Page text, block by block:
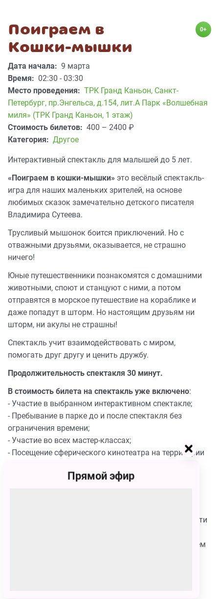
Поиграем в
Кошки-мышки
0+
Дата начала: 9 марта
Время: 02:30 - 03:30
Место проведения: ТРК Гранд Каньон, Санкт-
Петербург, пр.Энгельса, д.154, лит.А Парк «Волшебная
миля» (ТРК Гранд Каньон, 1 этаж)
Стоимость билетов: 400 – 2400 ₽
Категория: Другое
Интерактивный спектакль для малышей до 5 лет.
«Поиграем в кошки-мышки» это весёлый спектакль-
игра для наших маленьких зрителей, на основе
любимых сказок замечательно детского писателя
Владимира Сутеева.
Трусливый мышонок боится приключений. Но с
отважными друзьями, оказывается, не страшно
ничего!
Юные путешественники познакомятся с домашними
животными, споют и станцуют с ними, а потом
отправятся в морское путешествие на кораблике и
даже попадут в шторм. Но настоящим друзьям ни
шторм, ни акулы не страшны!
Спектакль учит взаимодействовать с миром,
помогать друг другу и ценить дружбу.
Продолжительность спектакля 30 минут.
В стоимость билета на спектакль уже включено:
- Участие в выбранном интерактивном спектакле;
- Пребывание в парке до и после спектакля без
ограничения времени;
- Участие во всех мастер-классах;
- Посещение сферического кинотеатра на территории
- Участие в активностях проходящих в открытых
сопровождающий - для этого необходимо приобрести
можно непосредственно в парке, но мы рекомендуем
Прямой эфир